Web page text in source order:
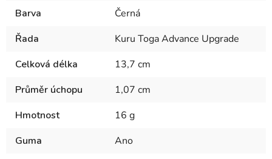
Barva
Černá
Řada
Kuru Toga Advance Upgrade
Celková délka
13,7 cm
Průměr úchopu
1,07 cm
Hmotnost
16 g
Guma
Ano